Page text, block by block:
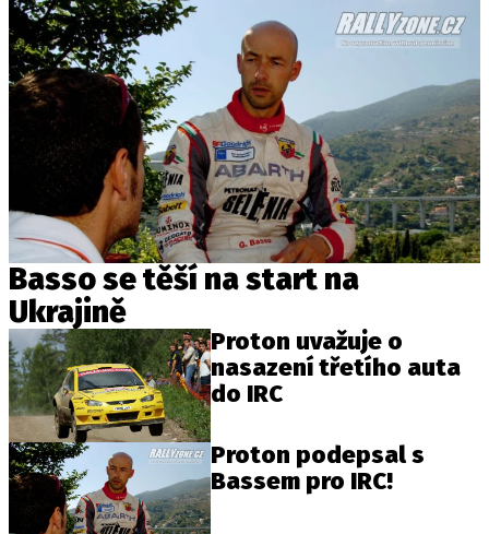
Basso se těší na start na
Ukrajině
Proton uvažuje o
nasazení třetího auta
do IRC
Proton podepsal s
Bassem pro IRC!